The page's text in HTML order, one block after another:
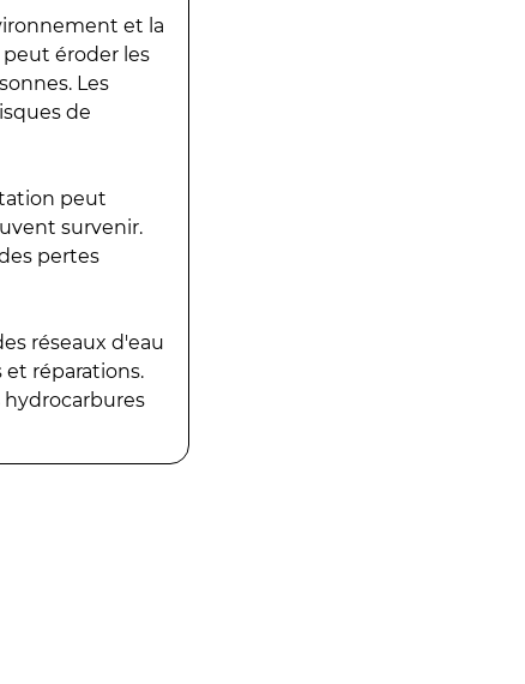
et la
éroder les
Les
de
peut
survenir.
pertes
réseaux d'eau
réparations.